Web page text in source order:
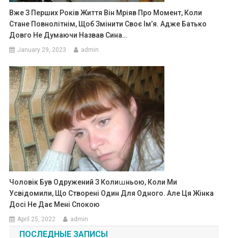
Вже З Перших Років Життя Він Мріяв Про Момент, Коли
Стане Повнолітнім, Щоб Змінити Своє Ім’я. Адже Батько
Довго Не Думаючи Назвав Сина…
January 29, 2023 admin
Чоловік Був Одружений З Колиաньою, Коли Ми
Усвідомили, Що Створені Один Для Одного. Але Ця Жінка
Досі Не Дає Мені Спокою
April 25, 2022 admin
ПОСЛЕДНЫЕ ЗАПИСЫ